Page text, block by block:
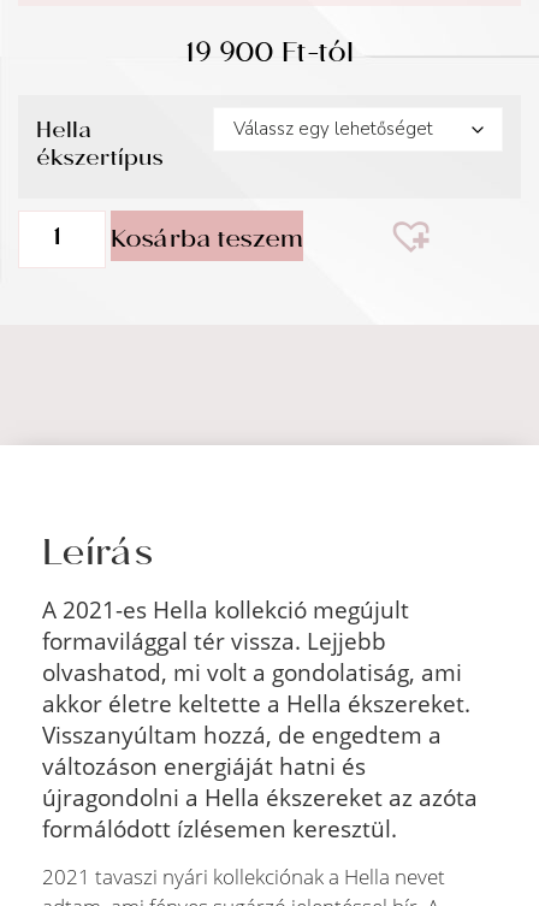
19 900Ft-tól
Hella
ékszertípus
Kosárba teszem
Leírás
A 2021-es Hella kollekció megújult
formavilággal tér vissza. Lejjebb
olvashatod, mi volt a gondolatiság, ami
akkor életre keltette a Hella ékszereket.
Visszanyúltam hozzá, de engedtem a
változáson energiáját hatni és
újragondolni a Hella ékszereket az azóta
formálódott ízlésemen keresztül.
2021 tavaszi nyári kollekciónak a Hella nevet